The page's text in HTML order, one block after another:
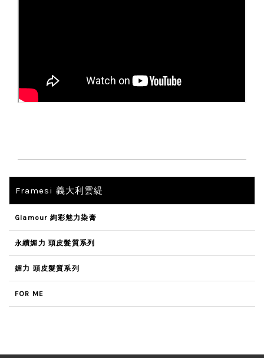
Framesi 義大利雲緹
Glamour 絢彩魅力染膏
永續媚力 頭皮髮質系列
媚力 頭皮髮質系列
FOR ME